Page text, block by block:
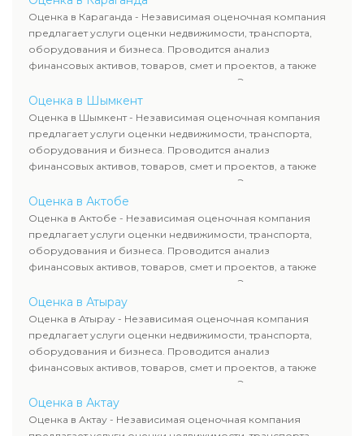
рассчитывают ущерб. Все отчеты соответствуют
требованиям законодательства и используются для
сделок, кредитования и судебных процессов.
Оценка в Караганда - Независимая оценочная компания
предлагает услуги оценки недвижимости, транспорта,
оборудования и бизнеса. Проводится анализ
финансовых активов, товаров, смет и проектов, а также
оценка животных и недропользования. Эксперты
определяют рыночную стоимость имущества и
рассчитывают ущерб. Все отчеты соответствуют
требованиям законодательства и используются для
сделок, кредитования и судебных процессов.
Оценка в Шымкент
Оценка в Шымкент - Независимая оценочная компания
предлагает услуги оценки недвижимости, транспорта,
оборудования и бизнеса. Проводится анализ
финансовых активов, товаров, смет и проектов, а также
оценка животных и недропользования. Эксперты
определяют рыночную стоимость имущества и
рассчитывают ущерб. Все отчеты соответствуют
требованиям законодательства и используются для
сделок, кредитования и судебных процессов.
Оценка в Актобе
Оценка в Актобе - Независимая оценочная компания
предлагает услуги оценки недвижимости, транспорта,
оборудования и бизнеса. Проводится анализ
финансовых активов, товаров, смет и проектов, а также
оценка животных и недропользования. Эксперты
определяют рыночную стоимость имущества и
рассчитывают ущерб. Все отчеты соответствуют
требованиям законодательства и используются для
сделок, кредитования и судебных процессов.
Оценка в Атырау
Оценка в Атырау - Независимая оценочная компания
предлагает услуги оценки недвижимости, транспорта,
оборудования и бизнеса. Проводится анализ
финансовых активов, товаров, смет и проектов, а также
оценка животных и недропользования. Эксперты
определяют рыночную стоимость имущества и
рассчитывают ущерб. Все отчеты соответствуют
требованиям законодательства и используются для
Оценка в Актау
Оценка в Актау - Независимая оценочная компания